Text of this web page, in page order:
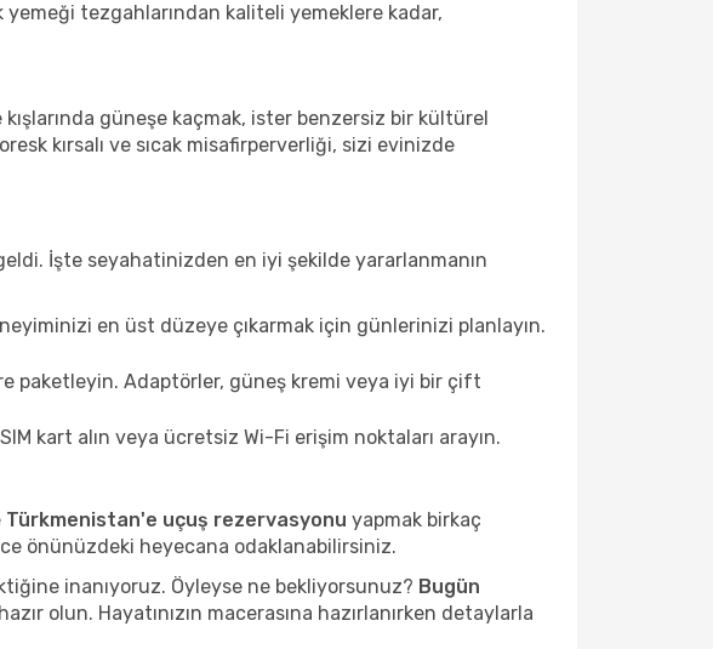
tezgahlarından kaliteli yemeklere kadar,
güneşe kaçmak, ister benzersiz bir kültürel
kırsalı ve sıcak misafirperverliği, sizi evinizde
İşte seyahatinizden en iyi şekilde yararlanmanın
en üst düzeye çıkarmak için günlerinizi planlayın.
paketleyin. Adaptörler, güneş kremi veya iyi bir çift
kart alın veya ücretsiz Wi-Fi erişim noktaları arayın.
Türkmenistan'e uçuş rezervasyonu yapmak birkaç
önünüzdeki heyecana odaklanabilirsiniz.
inanıyoruz. Öyleyse ne bekliyorsunuz? Bugün
olun. Hayatınızın macerasına hazırlanırken detaylarla